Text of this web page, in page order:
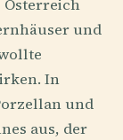
und
In
und
aus, der